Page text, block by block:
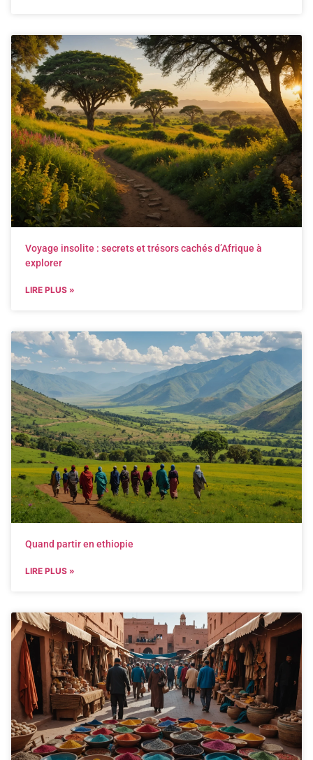
Voyage insolite : secrets et trésors cachés d’Afrique à
explorer
LIRE PLUS »
Quand partir en ethiopie
LIRE PLUS »